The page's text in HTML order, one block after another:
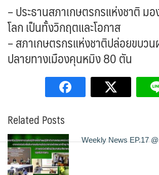
– ประธานสภาเกษตรกรแห่งชาติ ม
โลก เป็นทั้งวิกฤตและโอกาส
– สภาเกษตรกรแห่งชาติปล่อยขบว
ปลายทางเมืองคุนหมิง 80 ตัน
Related Posts
Weekly News EP.17